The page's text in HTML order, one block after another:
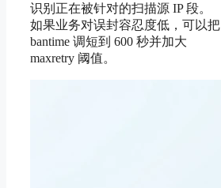
识别正在被针对的扫描源 IP 段。
如果业务对误封容忍度低，可以把
bantime 调短到 600 秒并加大
maxretry 阈值。